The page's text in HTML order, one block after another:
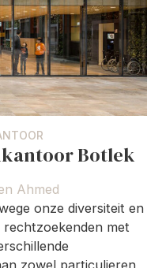
Botlek
Ahmed
onze diversiteit en
met
zowel particulieren